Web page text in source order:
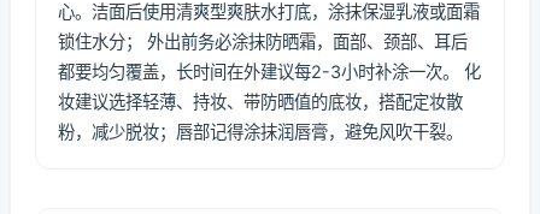
心。洁面后使用清爽型爽肤水打底，涂抹保湿乳液或面霜
锁住水分； 外出前务必涂抹防晒霜，面部、颈部、耳后
都要均匀覆盖，长时间在外建议每2-3小时补涂一次。 化
妆建议选择轻薄、持妆、带防晒值的底妆，搭配定妆散
粉，减少脱妆；唇部记得涂抹润唇膏，避免风吹干裂。